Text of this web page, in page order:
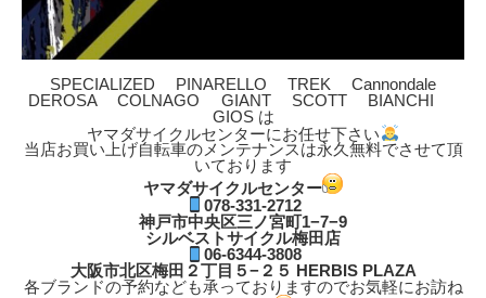
SPECIALIZED PINARELLO TREK Cannondale
DEROSA COLNAGO GIANT SCOTT BIANCHI
GIOS は
ヤマダサイクルセンターにお任せ下さい
当店お買い上げ自転車のメンテナンスは永久無料でさせて頂
いております
ヤマダサイクルセンター
078-331-2712
神戸市中央区三ノ宮町1−7−9
シルベストサイクル梅田店
06-6344-3808
大阪市北区梅田２丁目５−２５ HERBIS PLAZA
各ブランドの予約なども承っておりますのでお気軽にお訪ね